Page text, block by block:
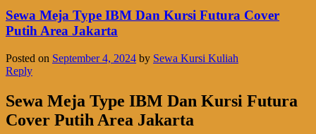
Sewa Meja Type IBM Dan Kursi Futura Cover
Putih Area Jakarta
Posted on September 4, 2024 by Sewa Kursi Kuliah
Reply
Sewa Meja Type IBM Dan Kursi Futura
Cover Putih Area Jakarta